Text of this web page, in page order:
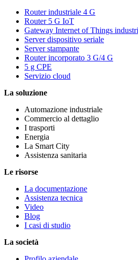
Router industriale 4 G
Router 5 G IoT
Gateway Internet of Things
Server dispositivo seriale
Server stampante
Router incorporato 3 G/4 G
5 g CPE
Servizio cloud
La soluzione
Automazione industriale
Commercio al dettaglio
I trasporti
Energia
La Smart City
Assistenza sanitaria
Le risorse
La documentazione
Assistenza tecnica
Video
Blog
I casi di studio
La società